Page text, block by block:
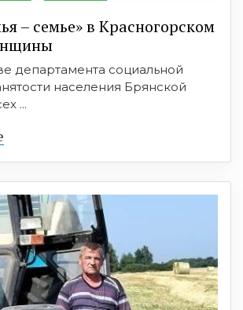
– семье» в Красногорском
департамента социальной
населения Брянской
...